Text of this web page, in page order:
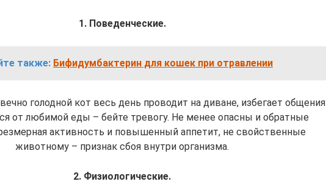
1. Поведенческие.
также: Бифидумбактерин для кошек при отравлении
голодной кот весь день проводит на диване, избегает общения
от любимой еды – бейте тревогу. Не менее опасны и обратные
активность и повышенный аппетит, не свойственные
животному – признак сбоя внутри организма.
2. Физиологические.